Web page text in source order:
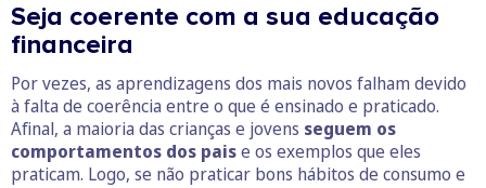
Seja coerente com a sua educação
financeira
Por vezes, as aprendizagens dos mais novos falham devido
à falta de coerência entre o que é ensinado e praticado.
Afinal, a maioria das crianças e jovens seguem os
comportamentos dos paise os exemplos que eles
praticam. Logo, se não praticar bons hábitos de consumo e